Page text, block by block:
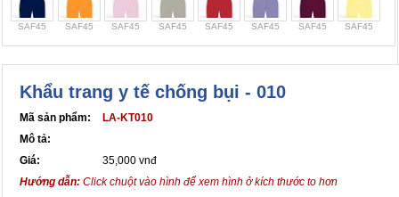
SAF45 SAF45 SAF45 SAF45 SAF45 SAF45 SAF45 SAF45
Khẩu trang y tế chống bụi - 010
Mã sản phẩm:
LA-KT010
Mô tả:
Giá:
35,000 vnđ
Hướng dẫn: Click chuột vào hình để xem hình ở kích thước to hơn